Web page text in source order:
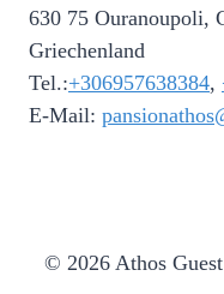
630 75 Ouranoupoli,
Griechenland
Tel.:+306957638384,
E-Mail:
© 2026 Athos